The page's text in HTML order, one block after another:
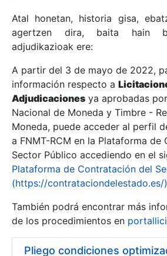
Erakutsi/Ezkutatu
Erakutsi/Ezkutatu
Erakutsi/Ezkutatu
Erakutsi/Ezkutatu
Atal honetan, historia gisa,
agertzen dira, baita hain
adjudikazioak ere:
A partir del 3 de mayo de 2022,
información respecto a
Adjudicaciones ya aprobadas
Nacional de Moneda y Timbre -
Moneda, puede acceder al perfil
a FNMT-RCM en la Plataforma de
Sector Público accediendo en el
Plataforma de Contratación del
(https://contrataciondelestado.es/)
También podrá encontrar más
de los procedimientos en